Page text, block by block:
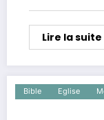
Lire la suite
Bible Eglise